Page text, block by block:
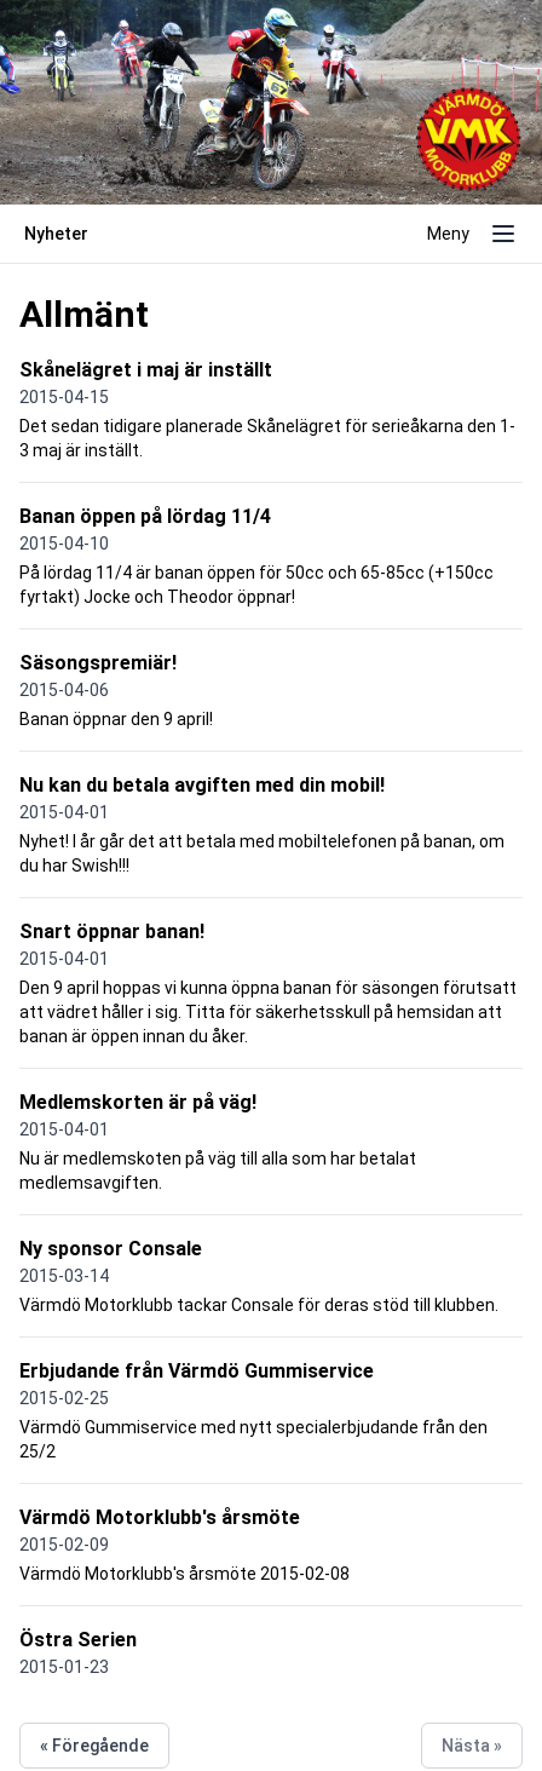
Nyheter Meny
Allmänt
Skånelägret i maj är inställt
2015-04-15
Det sedan tidigare planerade Skånelägret för serieåkarna den 1-
3 maj är inställt.
Banan öppen på lördag 11/4
2015-04-10
På lördag 11/4 är banan öppen för 50cc och 65-85cc (+150cc
fyrtakt) Jocke och Theodor öppnar!
Säsongspremiär!
2015-04-06
Banan öppnar den 9 april!
Nu kan du betala avgiften med din mobil!
2015-04-01
Nyhet! I år går det att betala med mobiltelefonen på banan, om
du har Swish!!!
Snart öppnar banan!
2015-04-01
Den 9 april hoppas vi kunna öppna banan för säsongen förutsatt
att vädret håller i sig. Titta för säkerhetsskull på hemsidan att
banan är öppen innan du åker.
Medlemskorten är på väg!
2015-04-01
Nu är medlemskoten på väg till alla som har betalat
medlemsavgiften.
Ny sponsor Consale
2015-03-14
Värmdö Motorklubb tackar Consale för deras stöd till klubben.
Erbjudande från Värmdö Gummiservice
2015-02-25
Värmdö Gummiservice med nytt specialerbjudande från den
25/2
Värmdö Motorklubb's årsmöte
2015-02-09
Värmdö Motorklubb's årsmöte 2015-02-08
Östra Serien
2015-01-23
« Föregående Nästa »